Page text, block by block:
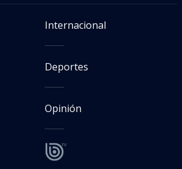
Internacional
Deportes
Opinión